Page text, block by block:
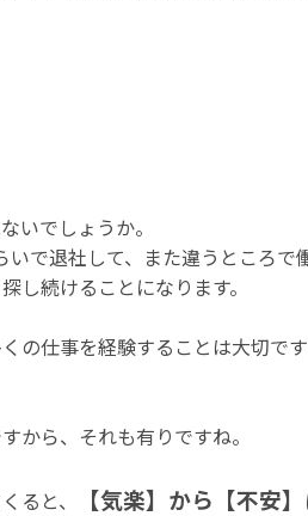
いでしょうか。
で退社して、また違うところで
し続けることになります。
の仕事を経験することは大切で
から、それも有りですね。
ると、 【気楽】から【不安】